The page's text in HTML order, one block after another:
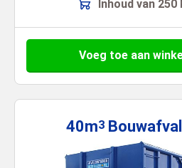
Inhoud van
Voeg toe aan
40m3 Bouwafval